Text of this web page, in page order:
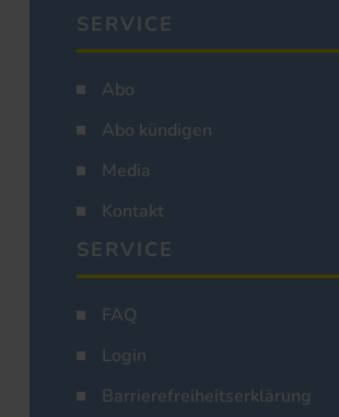
SERVICE
Abo
Abo kündigen
Media
Kontakt
SERVICE
FAQ
Login
Barrierefreiheitserklärung